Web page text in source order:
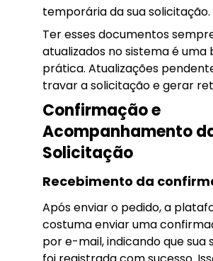
temporária da sua solicitação.
Ter esses documentos
atualizados no sistema é uma
prática. Atualizações
travar a solicitação e gerar
Confirmação e
Acompanhamento
Solicitação
Recebimento da
Após enviar o pedido, a
costuma enviar uma
por e-mail, indicando que sua